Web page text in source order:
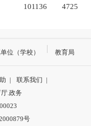
101136 4725
位（学校） 教育局
| 联系我们 |
.政务
号